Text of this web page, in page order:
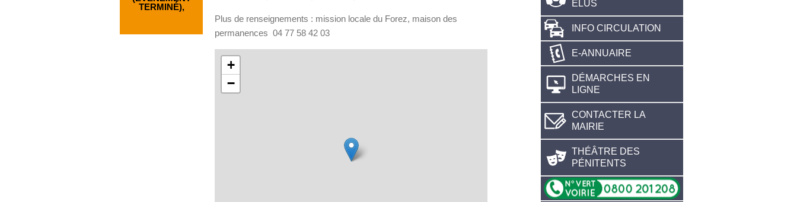
TERMINÉ),
Plus de renseignements : mission locale du Forez, maison des
permanences 04 77 58 42 03
+
−
ÉLUS
INFO CIRCULATION
E-ANNUAIRE
DÉMARCHES EN
LIGNE
CONTACTER LA
MAIRIE
THÉÂTRE DES
PÉNITENTS